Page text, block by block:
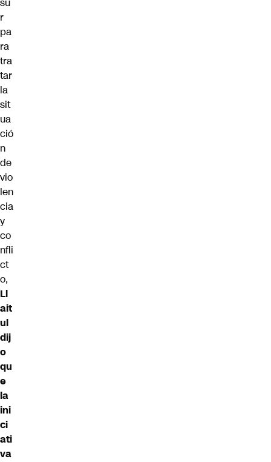
r
pa
ra
tra
tar
la
sit
ua
ció
n
de
vio
len
cia
y
co
nfli
ct
o,
Ll
ait
ul
dij
o
qu
e
la
ini
ci
ati
va